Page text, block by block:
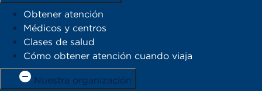
Obtener atención
Médicos y centros
Clases de salud
Cómo obtener atención cuando viaja
Nuestra organización